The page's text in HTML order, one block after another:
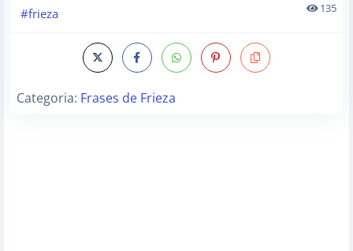
#frieza 135
Categoria: Frases de Frieza